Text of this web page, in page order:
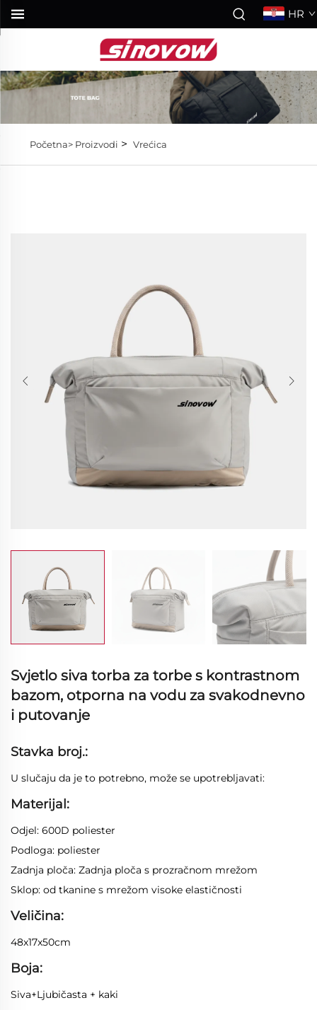
HR
Početna> Proizvodi > Vrećica
Svjetlo siva torba za torbe s kontrastnom
bazom, otporna na vodu za svakodnevno
i putovanje
Stavka broj.:
U slučaju da je to potrebno, može se upotrebljavati:
Materijal:
Odjel: 600D poliester
Podloga: poliester
Zadnja ploča: Zadnja ploča s prozračnom mrežom
Sklop: od tkanine s mrežom visoke elastičnosti
Veličina:
48x17x50cm
Boja:
Siva+Ljubičasta + kaki